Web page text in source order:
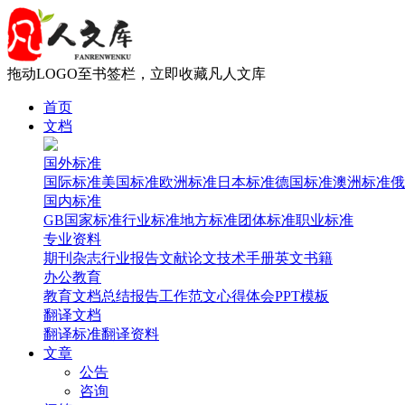
拖动LOGO至书签栏，立即收藏凡人文库
首页
文档
国外标准
国际标准美国标准欧洲标准日本标准德国标准澳洲标准
国内标准
GB国家标准行业标准地方标准团体标准职业标准
专业资料
期刊杂志行业报告文献论文技术手册英文书籍
办公教育
教育文档总结报告工作范文心得体会PPT模板
翻译文档
翻译标准翻译资料
文章
公告
咨询